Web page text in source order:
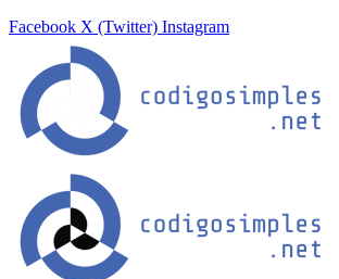
Facebook X (Twitter) Instagram